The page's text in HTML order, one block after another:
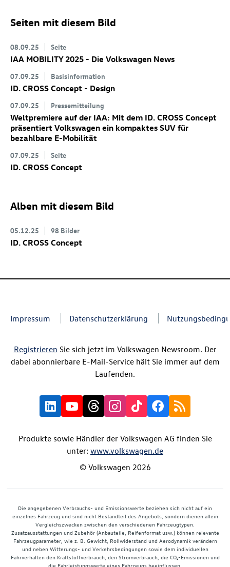
Seiten mit diesem Bild
08.09.25 Seite
IAA MOBILITY 2025 - Die Volkswagen News
07.09.25 Basisinformation
ID. CROSS Concept - Design
07.09.25 Pressemitteilung
Weltpremiere auf der IAA: Mit dem ID. CROSS Concept
präsentiert Volkswagen ein kompaktes SUV für
bezahlbare E-Mobilität
07.09.25 Seite
ID. CROSS Concept
Alben mit diesem Bild
05.12.25 98 Bilder
ID. CROSS Concept
Impressum Datenschutzerklärung
Registrieren Sie sich jetzt im Volkswagen Newsroom. Der
dabei abonnierbare E-Mail-Service hält Sie immer auf dem
Laufenden.
Produkte sowie Händler der Volkswagen AG finden Sie
unter: www.volkswagen.de
© Volkswagen 2026
Die angegebenen Verbrauchs- und Emissionswerte beziehen sich nicht auf ein
einzelnes Fahrzeug und sind nicht Bestandteil des Angebots, sondern dienen allein
Vergleichszwecken zwischen den verschiedenen Fahrzeugtypen.
Zusatzausstattungen und Zubehör (Anbauteile, Reifenformat usw.) können relevante
Fahrzeugparameter, wie z. B. Gewicht, Rollwiderstand und Aerodynamik verändern
und neben Witterungs- und Verkehrsbedingungen sowie dem individuellen
Fahrverhalten den Kraftstoffverbrauch, den Stromverbrauch, die CO₂-Emissionen und
die Fahrleistungswerte eines Fahrzeugs beeinflussen.